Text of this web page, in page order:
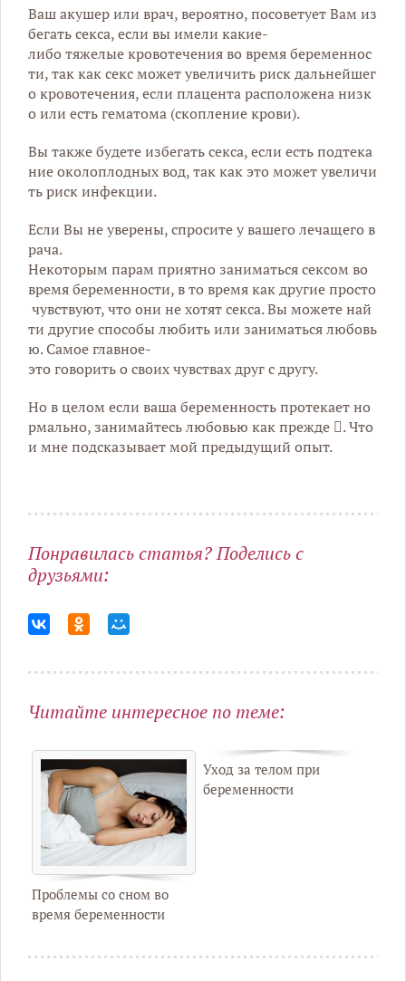
Вашакушерили врач,вероятно,посоветуетВам из
бегатьсекса,если выимели какие-
либотяжелыекровотечениявовремябеременнос
ти,таккаксексможетувеличитьрискдальнейшег
окровотечения,если плацентарасположенанизк
оили естьгематома (скоплениекрови).
Вытакжебудетеизбегатьсекса,если естьподтека
ниеоколоплодныхвод,таккак этоможетувеличи
тьрискинфекции.
Если Вынеуверены,спроситеувашеголечащегов
рача.
Некоторым парам приятно заниматьсясексом во
времябеременности,втовремякакдругиепросто
чувствуют,чтоони нехотятсекса.Выможетенай
ти другиеспособылюбитьили заниматьсялюбовь
ю.Самоеглавное-
этоговоритьосвоихчувствахдругсдругу.
Новцелом если вашабеременностьпротекаетно
рмально, занимайтесьлюбовью какпрежде .Что
и мнеподсказываетмой предыдущий опыт.
Понравилась статья? Поделись с
друзьями:
Читайте интересное по теме:
Проблемы со сном во
время беременности
Уход за телом при
беременности